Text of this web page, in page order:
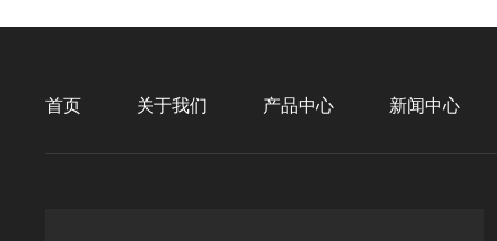
首页 关于我们 产品中心 新闻中心